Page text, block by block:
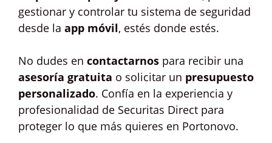
gestionar y controlar tu sistema de seguridad
desde la app móvil, estés donde estés.
No dudes en contactarnos para recibir una
asesoría gratuita o solicitar un presupuesto
personalizado. Confía en la experiencia y
profesionalidad de Securitas Direct para
proteger lo que más quieres en Portonovo.